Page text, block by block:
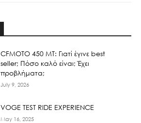
CFMOTO 450 MT: Γιατί έγινε best
seller; Πόσο καλό είναι; Έχει
προβλήματα;
July 9, 2026
VOGE TEST RIDE EXPERIENCE
May 16, 2025